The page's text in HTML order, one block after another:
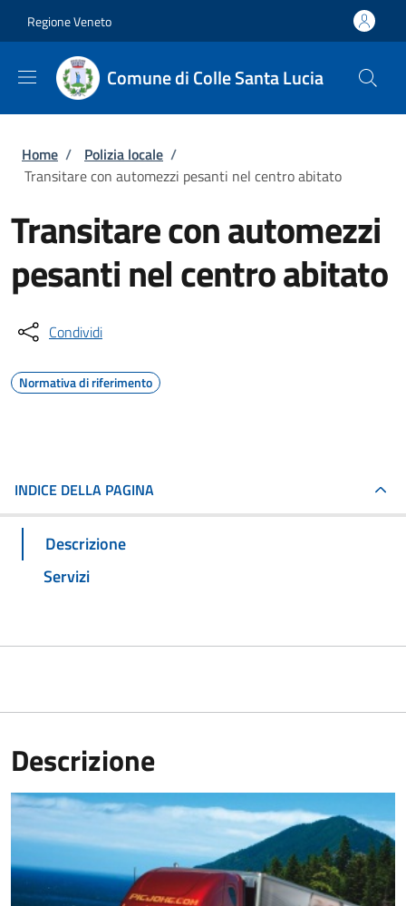
Regione Veneto
Comune di Colle Santa Lucia
Briciole di pane
Home / Polizia locale /
Transitare con automezzi pesanti nel centro abitato
Transitare con automezzi
pesanti nel centro abitato
Condividi
Normativa di riferimento
INDICE DELLA PAGINA
Descrizione
Servizi
Descrizione